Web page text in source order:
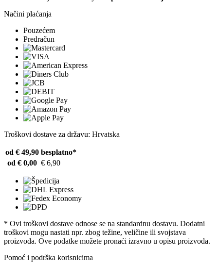
Načini plaćanja
Pouzećem
Predračun
Troškovi dostave za državu: Hrvatska
od € 49,90 besplatno*
od € 0,00 € 6,90
* Ovi troškovi dostave odnose se na standardnu ​​dostavu. Dodatni
troškovi mogu nastati npr. zbog težine, veličine ili svojstava
proizvoda. Ove podatke možete pronaći izravno u opisu proizvoda.
Pomoć i podrška korisnicima